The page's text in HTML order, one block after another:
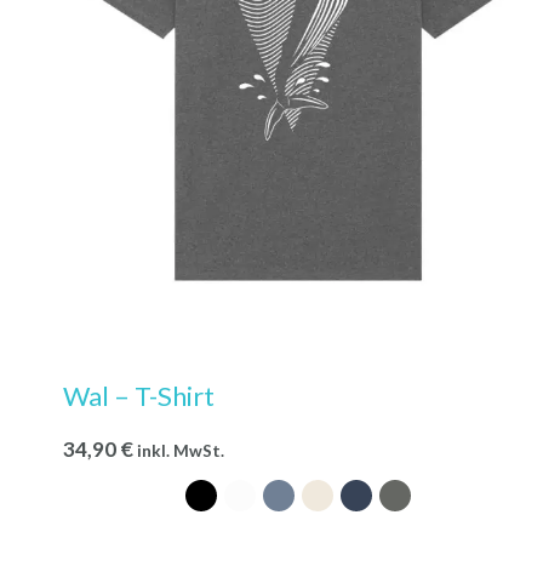
Wal – T-Shirt
34,90€ inkl. MwSt.